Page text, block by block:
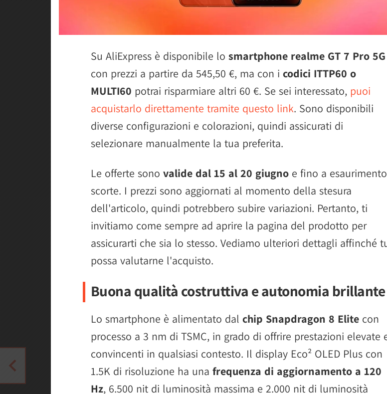
Su AliExpress è disponibile lo smartphone realme GT 7 Pro 5G
con prezzi a partire da 545,50 €, ma con i codici ITTP60 o
MULTI60 potrai risparmiare altri 60 €. Se sei interessato, puoi
acquistarlo direttamente tramite questo link. Sono disponibili
diverse configurazioni e colorazioni, quindi assicurati di
selezionare manualmente la tua preferita.
Le offerte sono valide dal 15 al 20 giugno e fino a esaurimento
scorte. I prezzi sono aggiornati al momento della stesura
dell'articolo, quindi potrebbero subire variazioni. Pertanto, ti
invitiamo come sempre ad aprire la pagina del prodotto per
assicurarti che sia lo stesso. Vediamo ulteriori dettagli affinché
possa valutarne l'acquisto.
Buona qualità costruttiva e autonomia brillante
Lo smartphone è alimentato dal chip Snapdragon 8 Elite con
processo a 3 nm di TSMC, in grado di offrire prestazioni elevate
convincenti in qualsiasi contesto. Il display Eco² OLED Plus con
1.5K di risoluzione ha una frequenza di aggiornamento a 120
Hz, 6.500 nit di luminosità massima e 2.000 nit di luminosità